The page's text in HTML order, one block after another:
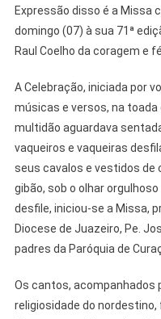
Expressão disso é a Missa
domingo (07) à sua 71ª
Raul Coelho da coragem e
A Celebração, iniciada por
músicas e versos, na
multidão aguardava
vaqueiros e vaqueiras
seus cavalos e vestidos de
gibão, sob o olhar
desfile, iniciou-se a Missa,
Diocese de Juazeiro, Pe.
padres da Paróquia de
Os cantos, acompanhados
religiosidade do nordestino,